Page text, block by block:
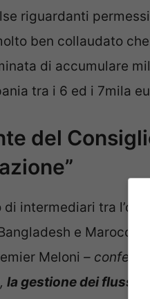
riguardanti
ben collaudato
di accumulare
tra i 6 ed i 7mila
del
intermediari tra
e Marocco. “
Meloni –
la gestione dei flussi